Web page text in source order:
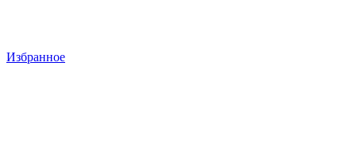
Избранное